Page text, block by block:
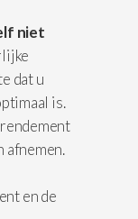
niet
dat u
is.
afnemen.
en de